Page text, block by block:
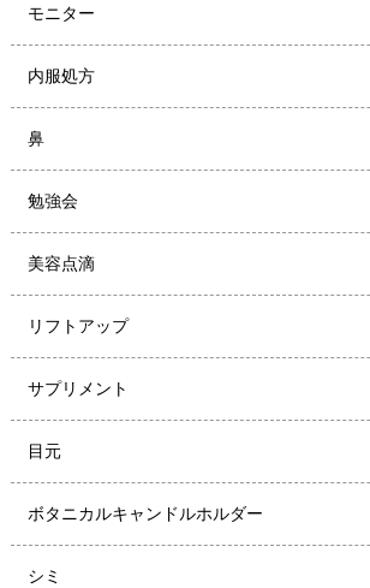
モニター
内服処方
鼻
勉強会
美容点滴
リフトアップ
サプリメント
目元
ボタニカルキャンドルホルダー
シミ